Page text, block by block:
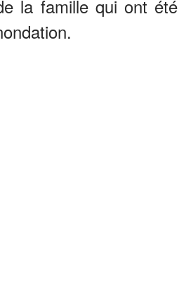
la famille qui ont été